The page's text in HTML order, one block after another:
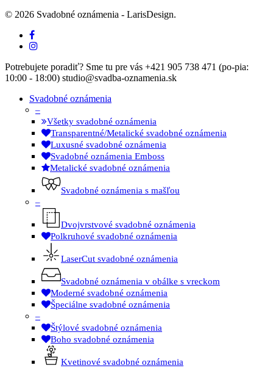
© 2026 Svadobné oznámenia - LarisDesign.
facebook
instagram
Close
Menu
Potrebujete poradiť? Sme tu pre vás +421 905 738 471 (po-pia:
10:00 - 18:00) studio@svadba-oznamenia.sk
Svadobné oznámenia
–
Všetky svadobné oznámenia
Transparentné/Metalické svadobné oznámenia
Luxusné svadobné oznámenia
Svadobné oznámenia Emboss
Metalické svadobné oznámenia
Svadobné oznámenia s mašľou
–
Dvojvrstvové svadobné oznámenia
Polkruhové svadobné oznámenia
LaserCut svadobné oznámenia
Svadobné oznámenia v obálke s vreckom
Moderné svadobné oznámenia
Špeciálne svadobné oznámenia
–
Štýlové svadobné oznámenia
Boho svadobné oznámenia
Kvetinové svadobné oznámenia